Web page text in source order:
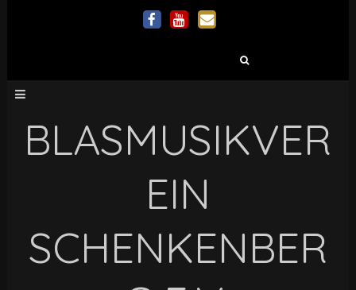
BLASMUSIKVER
EIN
SCHENKENBER